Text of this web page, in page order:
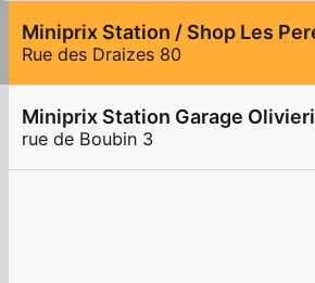
Rue des Draizes 80
Miniprix Station Garage Olivieri
rue de Boubin 3